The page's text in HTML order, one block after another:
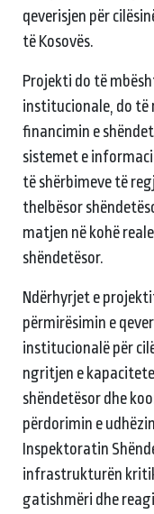
qeverisjen për
të Kosovës.
Projekti do të
institucionale, do të
financimin e
sistemet e
të shërbimeve të
thelbësor
matjen në kohë
shëndetësor.
Ndërhyrjet e
përmirësimin e
institucionalë për
ngritjen e
shëndetësor dhe
përdorimin e
Inspektoratin
infrastrukturën
gatishmëri dhe